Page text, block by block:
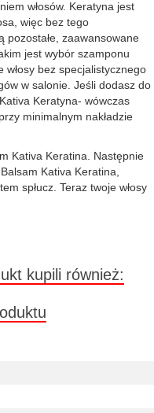
włosów. Keratyna jest
więc bez tego
pozostałe, zaawansowane
jest wybór szamponu
bez specjalistycznego
w salonie. Jeśli dodasz do
Keratyna- wówczas
minimalnym nakładzie
Kativa Keratina. Następnie
Kativa Keratina,
spłucz. Teraz twoje włosy
kupili również: